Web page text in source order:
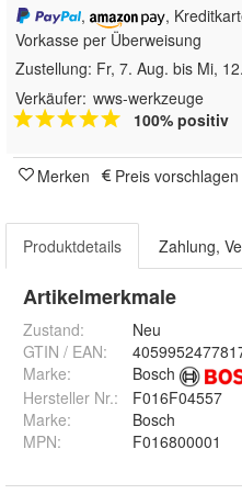
,
,
Vorkasse per Überweisung
Zustellung: Fr, 7. Aug. bis Mi,
Verkäufer: wws-werkzeuge
100% positiv
Merken Preis vorschlagen
Produktdetails Zahlung,
Artikelmerkmale
Zustand:
Neu
GTIN / EAN:
Marke:
Bosch
Hersteller Nr.:
F016F04557
Marke:
Bosch
MPN: F016800001